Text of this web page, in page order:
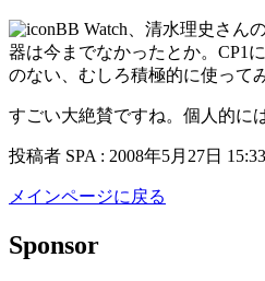
BB Watch、清水理史さん
器は今までなかったとか。CP1
のない、むしろ積極的に使って
すごい大絶賛ですね。個人的に
投稿者 SPA : 2008年5月27日
メインページに戻る
Sponsor